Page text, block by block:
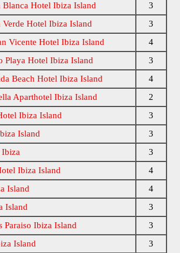
Hotel Ibiza Island
3
Hotel Ibiza Island
3
Vicente Hotel Ibiza Island
4
Playa Hotel Ibiza Island
3
Beach Hotel Ibiza Island
4
Aparthotel Ibiza Island
2
Ibiza Island
3
Island
3
Ibiza 3
Ibiza Island
4
Island
4
Island
3
Paraiso Ibiza Island
3
Island
3